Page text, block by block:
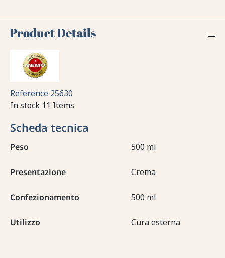
Product Details
Reference 25630
In stock 11 Items
Scheda tecnica
Peso 500 ml
Presentazione Crema
Confezionamento 500 ml
Utilizzo Cura esterna